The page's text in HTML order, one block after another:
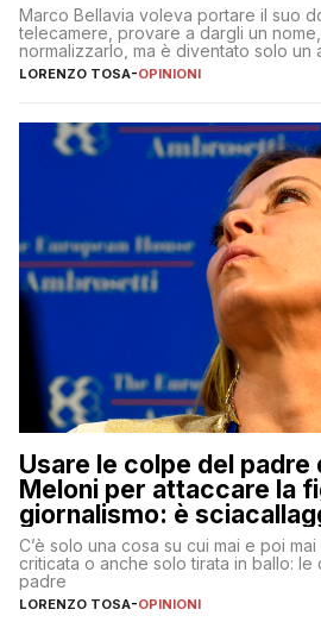
Marco Bellavia voleva portare il suo
telecamere, provare a dargli un
normalizzarlo, ma è diventato solo un
copione
LORENZO TOSA-OPINIONI
Usare le colpe del padre
Meloni per attaccare la
giornalismo: è
Dimostriamo di essere
C’è solo una cosa su cui mai e poi
criticata o anche solo tirata in ballo:
padre
LORENZO TOSA-OPINIONI